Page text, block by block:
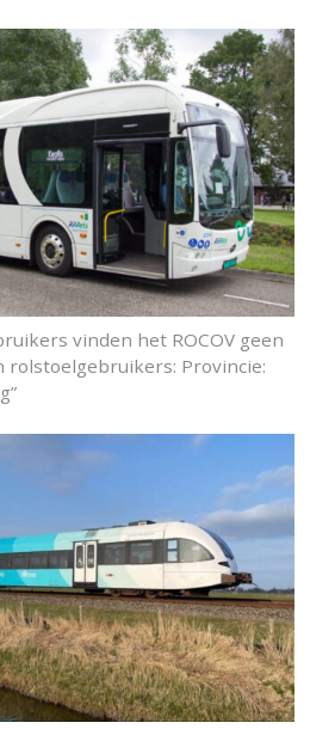
vinden het ROCOV geen
Provincie: